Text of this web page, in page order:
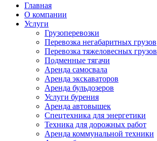
Главная
О компании
Услуги
Грузоперевозки
Перевозка негабаритных грузов
Перевозка тяжеловесных грузов
Подменные тягачи
Аренда самосвала
Аренда экскаваторов
Аренда бульдозеров
Услуги бурения
Аренда автовышек
Спецтехника для энергетики
Техника для дорожных работ
Аренда коммунальной техники